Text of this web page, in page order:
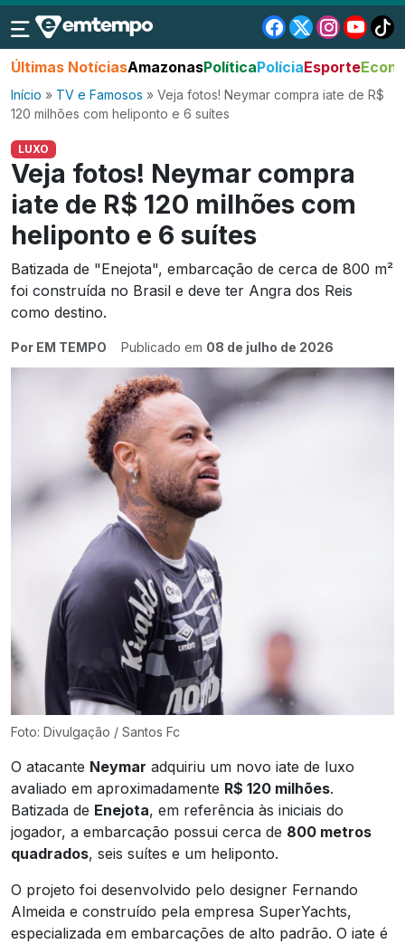
Últimas NotíciasAmazonasPolíticaPolíciaEsporte
Início » TV e Famosos » Veja fotos! Neymar compra iate de R$
120 milhões com heliponto e 6 suítes
LUXO
Veja fotos! Neymar compra
iate de R$ 120 milhões com
heliponto e 6 suítes
Batizada de "Enejota", embarcação de cerca de 800 m²
foi construída no Brasil e deve ter Angra dos Reis
como destino.
Por EM TEMPO Publicado em 08 de julho de 2026
Foto: Divulgação / Santos Fc
O atacante Neymar adquiriu um novo iate de luxo
avaliado em aproximadamente R$ 120 milhões.
Batizada de Enejota, em referência às iniciais do
jogador, a embarcação possui cerca de 800 metros
quadrados, seis suítes e um heliponto.
O projeto foi desenvolvido pelo designer Fernando
Almeida e construído pela empresa SuperYachts,
especializada em embarcações de alto padrão. O iate é